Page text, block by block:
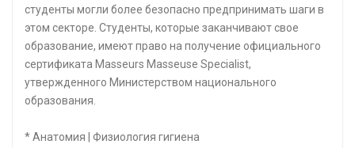
студенты могли более безопасно предпринимать шаги в
этом секторе. Студенты, которые заканчивают свое
образование, имеют право на получение официального
сертификата Masseurs Masseuse Specialist,
утвержденного Министерством национального
образования.
* Анатомия | Физиология гигиена